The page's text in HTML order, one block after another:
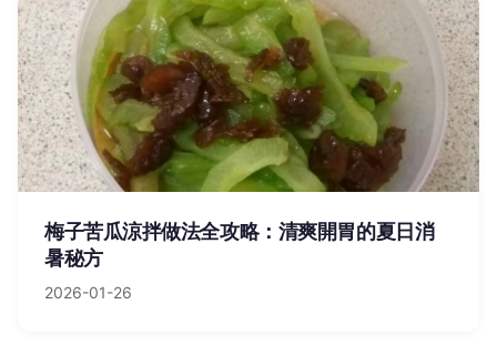
梅子苦瓜涼拌做法全攻略：清爽開胃的夏日消
暑秘方
2026-01-26